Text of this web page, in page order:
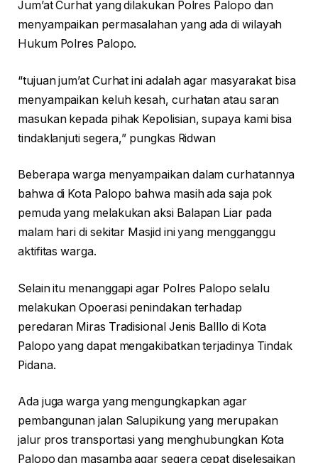
Jum’at Curhat yang dilakukan Polres Palopo dan
menyampaikan permasalahan yang ada di wilayah
Hukum Polres Palopo.
“tujuan jum’at Curhat ini adalah agar masyarakat bisa
menyampaikan keluh kesah, curhatan atau saran
masukan kepada pihak Kepolisian, supaya kami bisa
tindaklanjuti segera,” pungkas Ridwan
Beberapa warga menyampaikan dalam curhatannya
bahwa di Kota Palopo bahwa masih ada saja pok
pemuda yang melakukan aksi Balapan Liar pada
malam hari di sekitar Masjid ini yang mengganggu
aktifitas warga.
Selain itu menanggapi agar Polres Palopo selalu
melakukan Opoerasi penindakan terhadap
peredaran Miras Tradisional Jenis Balllo di Kota
Palopo yang dapat mengakibatkan terjadinya Tindak
Pidana.
Ada juga warga yang mengungkapkan agar
pembangunan jalan Salupikung yang merupakan
jalur pros transportasi yang menghubungkan Kota
Palopo dan masamba agar segera cepat diselesaikan